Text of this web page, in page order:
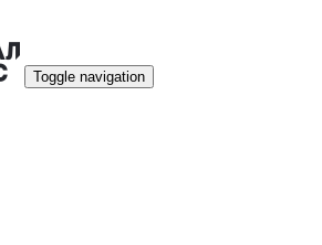
Toggle navigation